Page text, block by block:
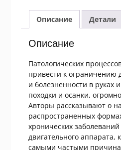
Пенделя.
Здоровые
суставы
Описание Детали
Описание
Патологических
привести к ограничению
и болезненности в руках
походки и осанки,
Авторы рассказывают о
распространенных
хронических
двигательного аппарата,
самыми частыми